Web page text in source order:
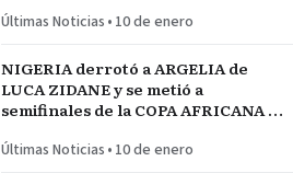
Últimas Noticias • 10 de enero
NIGERIA derrotó a ARGELIA de
LUCA ZIDANE y se metió a
semifinales de la COPA AFRICANA de
Últimas Noticias • 10 de enero